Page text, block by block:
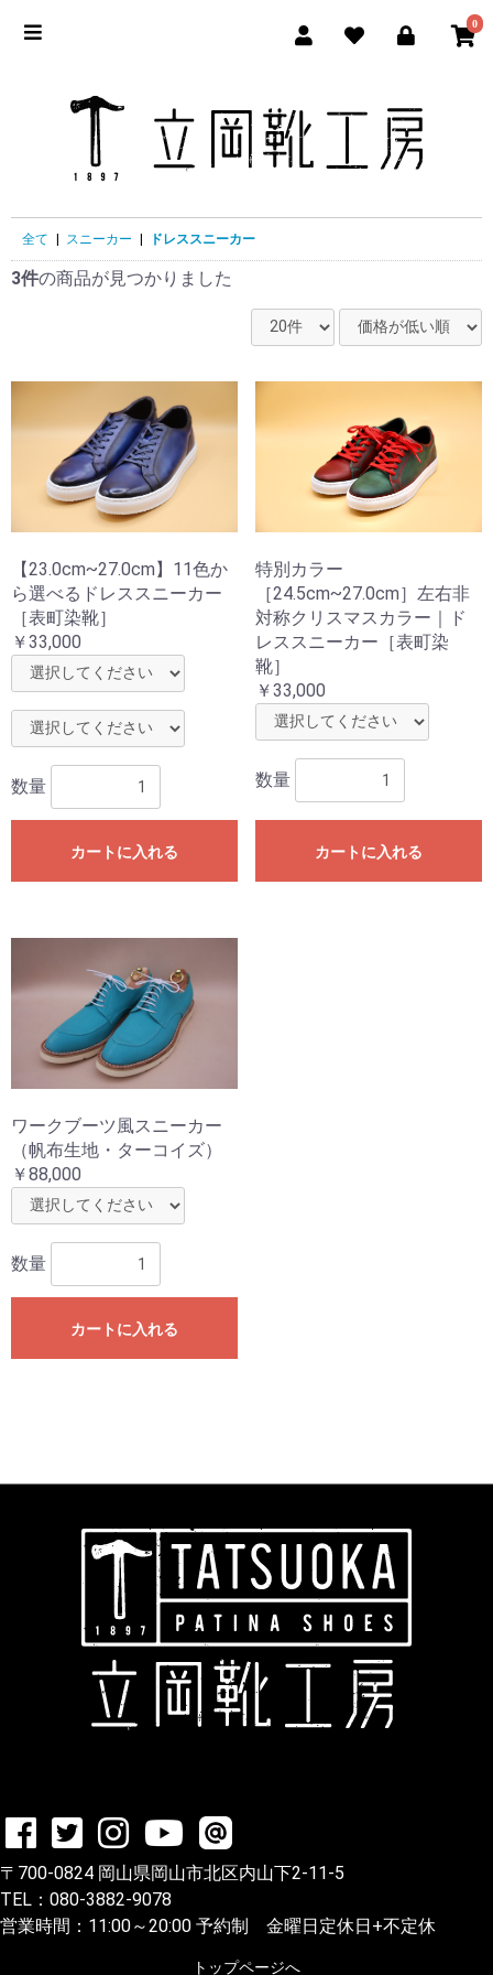
0
全て スニーカー ドレススニーカー
3件の商品が見つかりました
【23.0cm~27.0cm】11色か
ら選べるドレススニーカー
［表町染靴］
￥33,000
数量
カートに入れる
特別カラー
［24.5cm~27.0cm］左右非
対称クリスマスカラー｜ド
レススニーカー［表町染
靴］
￥33,000
数量
カートに入れる
ワークブーツ風スニーカー
（帆布生地・ターコイズ）
￥88,000
数量
カートに入れる
お買い物を続ける
〒700-0824 岡山県岡山市北区内山下2-11-5
TEL：080-3882-9078
営業時間：11:00～20:00 予約制 金曜日定休日+不定休
トップページへ